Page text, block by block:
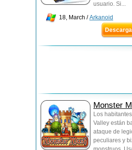
usuario. Si...
18, March /Arkanoid
Monster
Los
Valley están
ataque de
peculiares y